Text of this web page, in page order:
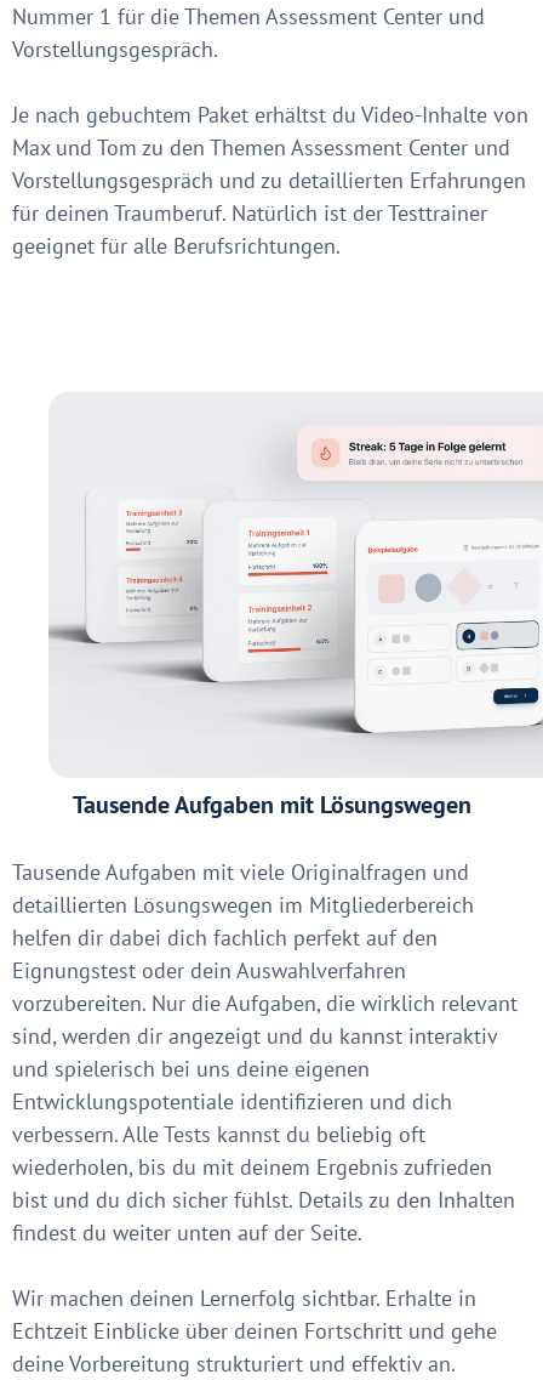
Nummer 1 für die Themen Assessment Center und
Vorstellungsgespräch.
Je nach gebuchtem Paket erhältst du Video-Inhalte von
Max und Tom zu den Themen Assessment Center und
Vorstellungsgespräch und zu detaillierten Erfahrungen
für deinen Traumberuf. Natürlich ist der Testtrainer
geeignet für alle Berufsrichtungen.
Tausende Aufgaben mit Lösungswegen
Tausende Aufgaben mit viele Originalfragen und
detaillierten Lösungswegen im Mitgliederbereich
helfen dir dabei dich fachlich perfekt auf den
Eignungstest oder dein Auswahlverfahren
vorzubereiten. Nur die Aufgaben, die wirklich relevant
sind, werden dir angezeigt und du kannst interaktiv
und spielerisch bei uns deine eigenen
Entwicklungspotentiale identifizieren und dich
verbessern. Alle Tests kannst du beliebig oft
wiederholen, bis du mit deinem Ergebnis zufrieden
bist und du dich sicher fühlst. Details zu den Inhalten
findest du weiter unten auf der Seite.
Wir machen deinen Lernerfolg sichtbar. Erhalte in
Echtzeit Einblicke über deinen Fortschritt und gehe
deine Vorbereitung strukturiert und effektiv an.